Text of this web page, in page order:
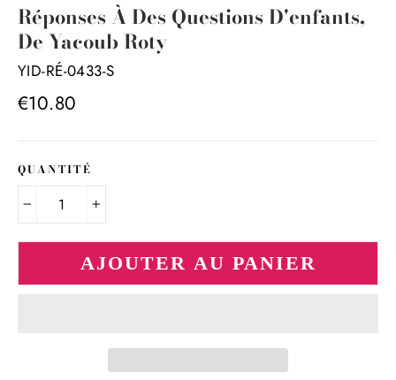
Réponses À Des Questions D'enfants,
De Yacoub Roty
YID-RÉ-0433-S
Prix
€10.80
QUANTITÉ
AJOUTER AU PANIER